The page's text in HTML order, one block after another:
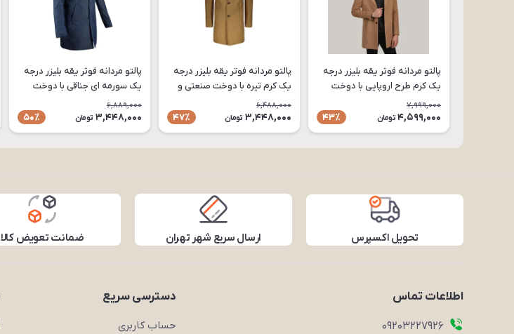
پالتو مردانه فوتر یقه بلیزر درجه
یک کرم طرح اروپایی با دوخت
صنعتی و سایزبندی کامل مدل
PA79
7,999,000
4,599,000 تومان 43٪
پالتو مردانه فوتر یقه بلیزر درجه
یک کرم تیره با دوخت صنعتی و
سایزبندی کامل مدل PA77
6,488,000
3,448,000 تومان 47٪
پالتو مردانه فوتر یقه بلیزر درجه
یک سورمه ای جناقی با دوخت
صنعتی و سایزبندی کامل مدل
PA92
6,889,000
3,448,000 تومان 50٪
تحویل اکسپرس ارسال سریع شهر تهران ضمانت تعویض کالا
اطلاعات تماس
09203227926
دسترسی سریع
حساب کاربری